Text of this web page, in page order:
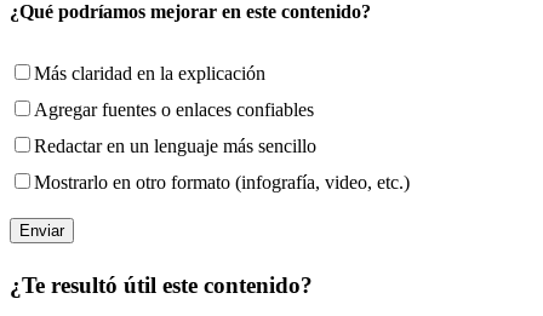
¿Qué podríamos mejorar en este contenido?
Más claridad en la explicación
Agregar fuentes o enlaces confiables
Redactar en un lenguaje más sencillo
Mostrarlo en otro formato (infografía, video, etc.)
¿Te resultó útil este contenido?